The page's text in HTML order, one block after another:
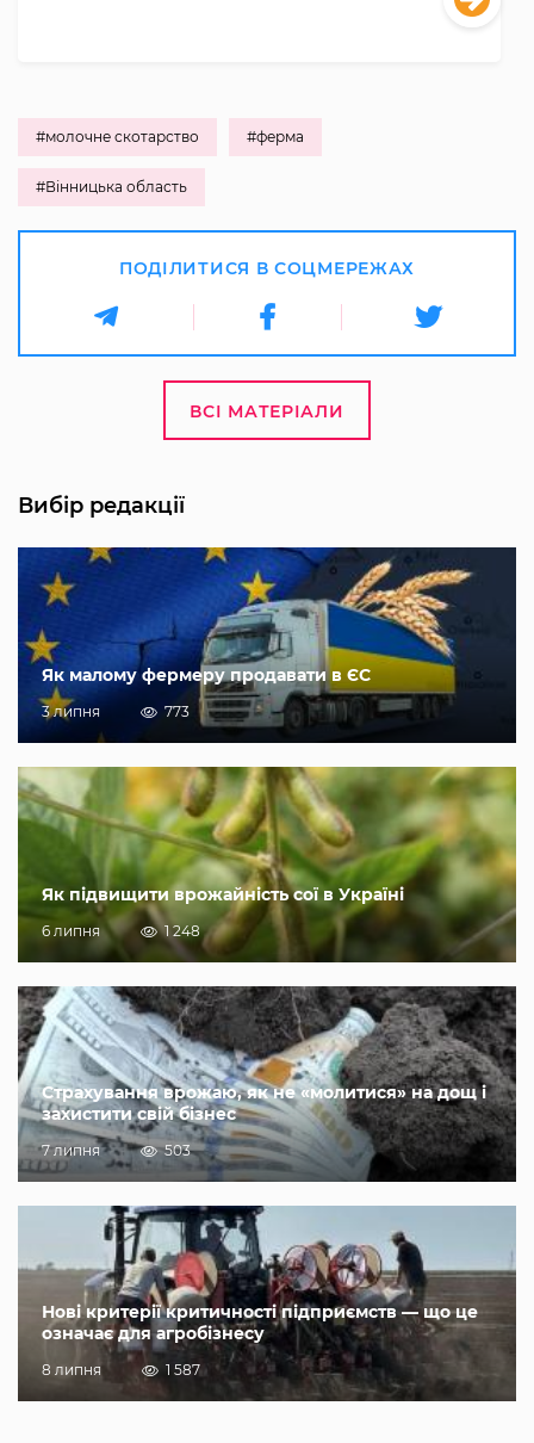
#молочне скотарство #ферма
#Вінницька область
ПОДІЛИТИСЯ В СОЦМЕРЕЖАХ
ВСІ МАТЕРІАЛИ
Вибір редакції
Як малому фермеру продавати в ЄС
3 липня 773
Як підвищити врожайність сої в Україні
6 липня 1 248
Страхування врожаю, як не «молитися» на дощ і
захистити свій бізнес
7 липня 503
Нові критерії критичності підприємств — що це
означає для агробізнесу
8 липня 1 587